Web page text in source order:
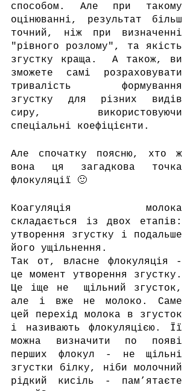
способом. Але при такому
оцінюванні, результат більш
точний, ніж при визначенні
"рівного розлому", та якість
згустку краща.  А також, ви
зможете самі розраховувати
тривалість формування
згустку для різних видів
сиру, використовуючи
спеціальні коефіцієнти.
Але спочатку поясню, хто ж
вона ця загадкова точка
флокуляції 🙂
Коагуляція молока
складається із двох етапів:
утворення згустку і подальше
його ущільнення.
Так от, власне флокуляція -
це момент утворення згустку.
Це іще не  щільний згусток,
але і вже не молоко. Саме
цей перехід молока в згусток
і називають флокуляцією. Її
можна визначити по появі
перших флокул - не щільні
згустки білку, ніби молочний
рідкий кисіль - пам’ятаєте